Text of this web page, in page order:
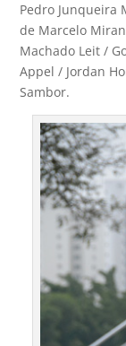
Pedro Junqueira
de Marcelo
Machado Leit /
Appel / Jordan
Sambor.